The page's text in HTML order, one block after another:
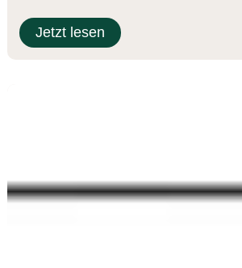
Jetzt lesen